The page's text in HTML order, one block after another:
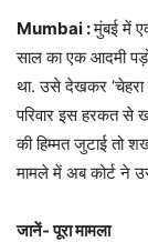
Mumbai :मुंबई में
साल का एक आदमी
था. उसे देखकर ‘चेहरा
परिवार इस हरकत से
की हिम्मत जुटाई तो
मामले में अब कोर्ट ने
जानें- पूरा मामला